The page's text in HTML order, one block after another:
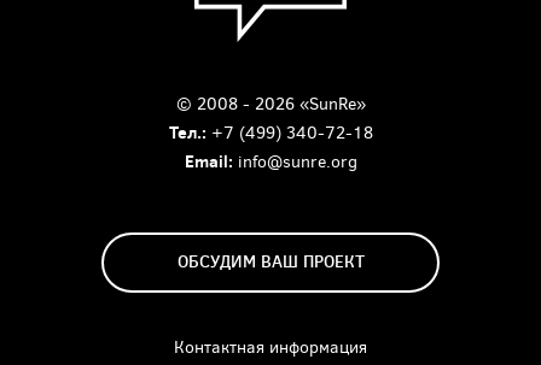
© 2008 - 2026 «SunRe»
Тел.: +7 (499) 340-72-18
Email: info@sunre.org
ОБСУДИМ ВАШ ПРОЕКТ
Контактная информация